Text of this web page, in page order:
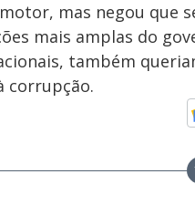
mas negou que
mais amplas do
também
corrupção.